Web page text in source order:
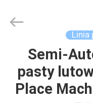
DOM
PRODUKTY
TECHNOLOGY
LIMITED.
Linia
Semi-
pasty
Place